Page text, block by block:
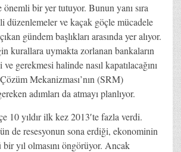
bir yer tutuyor. Bunun yanı sıra
düzenlemeler ve kaçak göçle mücadele
gündem başlıkları arasında yer alıyor.
kurallara uymakta zorlanan bankaların
gerekmesi halinde nasıl kapatılacağını
Mekanizması’nın (SRM)
adımları da atmayı planlıyor.
10 yıldır ilk kez 2013′te fazla verdi.
de resesyonun sona erdiği, ekonominin
yıl olmasını öngörüyor. Ancak